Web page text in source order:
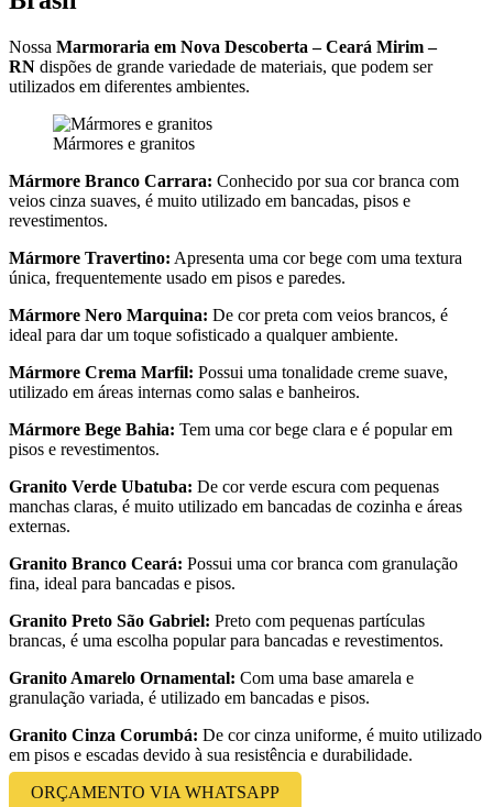
Nossa Marmoraria em Nova Descoberta – Ceará Mirim –
RN dispões de grande variedade de materiais, que podem ser
utilizados em diferentes ambientes.
Mármores e granitos
Mármore Branco Carrara: Conhecido por sua cor branca com
veios cinza suaves, é muito utilizado em bancadas, pisos e
revestimentos.
Mármore Travertino: Apresenta uma cor bege com uma textura
única, frequentemente usado em pisos e paredes.
Mármore Nero Marquina: De cor preta com veios brancos, é
ideal para dar um toque sofisticado a qualquer ambiente.
Mármore Crema Marfil: Possui uma tonalidade creme suave,
utilizado em áreas internas como salas e banheiros.
Mármore Bege Bahia: Tem uma cor bege clara e é popular em
pisos e revestimentos.
Granito Verde Ubatuba: De cor verde escura com pequenas
manchas claras, é muito utilizado em bancadas de cozinha e áreas
externas.
Granito Branco Ceará: Possui uma cor branca com granulação
fina, ideal para bancadas e pisos.
Granito Preto São Gabriel: Preto com pequenas partículas
brancas, é uma escolha popular para bancadas e revestimentos.
Granito Amarelo Ornamental: Com uma base amarela e
granulação variada, é utilizado em bancadas e pisos.
Granito Cinza Corumbá: De cor cinza uniforme, é muito utilizado
em pisos e escadas devido à sua resistência e durabilidade.
ORÇAMENTO VIA WHATSAPP